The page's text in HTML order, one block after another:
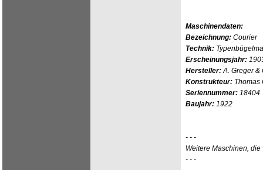
Maschinendaten:
Bezeichnung: Courier
Technik:
Erscheinungsjahr:
Hersteller:A. Greger &
Konstrukteur: Thomas
Seriennummer: 18404
Baujahr: 1922
- - -
Weitere Maschinen,
- - -